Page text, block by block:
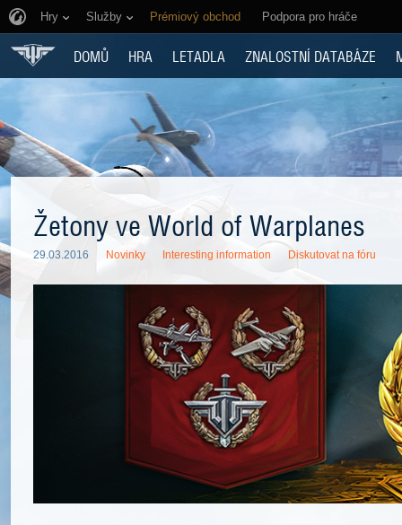
Hry Služby Prémiový obchod Podpora pro hráče
DOMŮ HRA LETADLA ZNALOSTNÍ DATABÁZE
Žetony ve World of Warplanes
29.03.2016 Novinky Interesting information Diskutovat na fóru